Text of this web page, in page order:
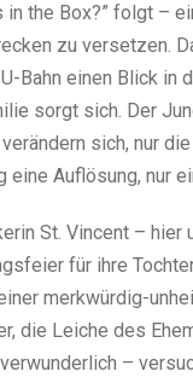
in the Box?” folgt –
zu versetzen.
Bahn einen Blick
sorgt sich. Der
sich, nur
Auflösung, nur
St. Vincent – hier
für ihre
merkwürdig-
die Leiche des
–